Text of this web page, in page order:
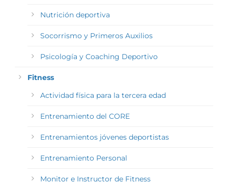
Nutrición deportiva
Socorrismo y Primeros Auxilios
Psicología y Coaching Deportivo
Fitness
Actividad física para la tercera edad
Entrenamiento del CORE
Entrenamientos jóvenes deportistas
Entrenamiento Personal
Monitor e Instructor de Fitness